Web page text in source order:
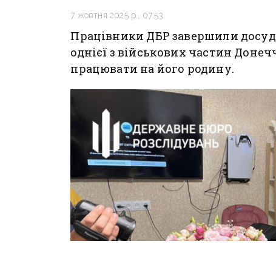
7 жовтня 2025 р., 07:53
Працівники ДБР завершили
однієї з військових частин
працювати на його родину.